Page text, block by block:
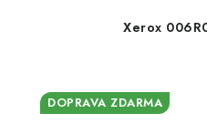
Xerox
DOPRAVA ZDARMA